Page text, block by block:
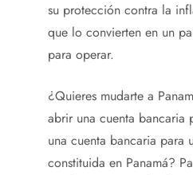
su protección contra la
que lo convierten en un
para operar.
¿Quieres mudarte a
abrir una cuenta bancaria
una cuenta bancaria para
constituida en Panamá?